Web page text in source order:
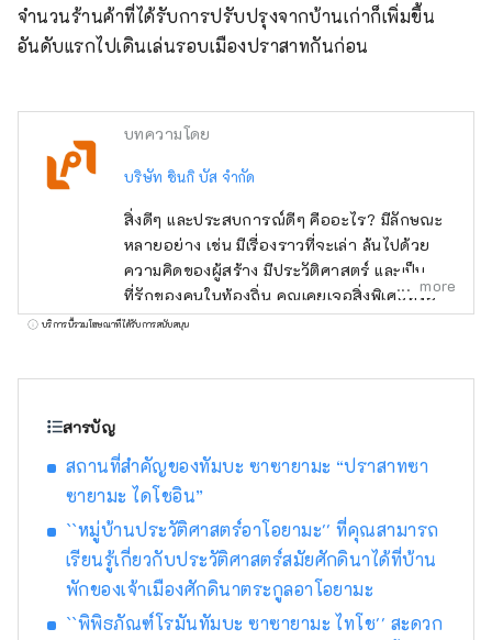
จำนวนร้านค้าที่ได้รับการปรับปรุงจากบ้านเก่าก็เพิ่มขึ้น
อันดับแรกไปเดินเล่นรอบเมืองปราสาทกันก่อน
บทความโดย
บริษัท ชินกิ บัส จำกัด
สิ่งดีๆ และประสบการณ์ดีๆ คืออะไร? มีลักษณะ
หลายอย่าง เช่น มีเรื่องราวที่จะเล่า ล้นไปด้วย
ความคิดของผู้สร้าง มีประวัติศาสตร์ และเป็น
ที่รักของคนในท้องถิ่น คุณเคยเจอสิ่งพิเศษหรือ
ประสบการณ์ที่ทำให้คุณอยากบอกใครสักคน
ต่อ" และให้ข้อมูลที่จะช่วยลดระยะห่างทาง
อารมณ์ระหว่างลูกค้าและภูมิภาคของจังหวัดเฮีย
วโกะ จะถูกส่งไป .
more
บริการนี้รวมโฆษณาที่ได้รับการสนับสนุน
สารบัญ
สถานที่สำคัญของทัมบะ ซาซายามะ “ปราสาทซา
ซายามะ ไดโชอิน”
``หมู่บ้านประวัติศาสตร์อาโอยามะ'' ที่คุณสามารถ
เรียนรู้เกี่ยวกับประวัติศาสตร์สมัยศักดินาได้ที่บ้าน
พักของเจ้าเมืองศักดินาตระกูลอาโอยามะ
``พิพิธภัณฑ์โรมันทัมบะ ซาซายามะ ไทโช'' สะดวก